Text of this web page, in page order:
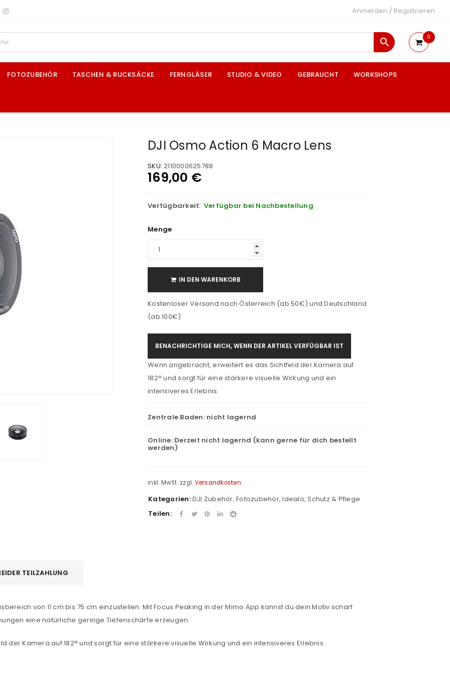
* E-Mail-Adresse*
Ein Link zum Erstellen eines neuen Passworts wird an deine E-
Anmelden / Registrieren
0
FOTOZUBEHÖR TASCHEN & RUCKSÄCKE FERNGLÄSER STUDIO & VIDEO GEBRAUCHT WORKSHOPS
DJI Osmo Action 6 Macro Lens
SKU: 2110000625788
169,00 €
Verfügbarkeit: Verfügbar bei Nachbestellung
Menge
IN DEN WARENKORB
Kostenloser Versand nach Österreich (ab 50€) und Deutschland
(ab 100€)
BENACHRICHTIGE MICH, WENN DER ARTIKEL VERFÜGBAR IST
Wenn angebracht, erweitert es das Sichtfeld der Kamera auf
182° und sorgt für eine stärkere visuelle Wirkung und ein
intensiveres Erlebnis.
Zentrale Baden: nicht lagernd
Online: Derzeit nicht lagernd (kann gerne für dich bestellt
werden)
inkl. MwSt. zzgl. Versandkosten
Kategorien:DJI Zubehör, Fotozubehör,Idealo,Schutz & Pflege
Teilen:
TEILZAHLUNG
von 11 cm bis 75 cm einzustellen. Mit Focus Peaking in der Mimo App kannst du dein Motiv scharf
eine natürliche geringe Tiefenschärfe erzeugen.
der Kamera auf 182° und sorgt für eine stärkere visuelle Wirkung und ein intensiveres Erlebnis.